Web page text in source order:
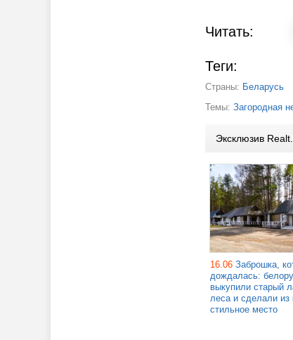
Читать:
Теги:
Страны: Беларусь
Темы: Загородная
Эксклюзив
16.06 Заброшка,
дождалась:
выкупили старый
леса и сделали из
стильное место